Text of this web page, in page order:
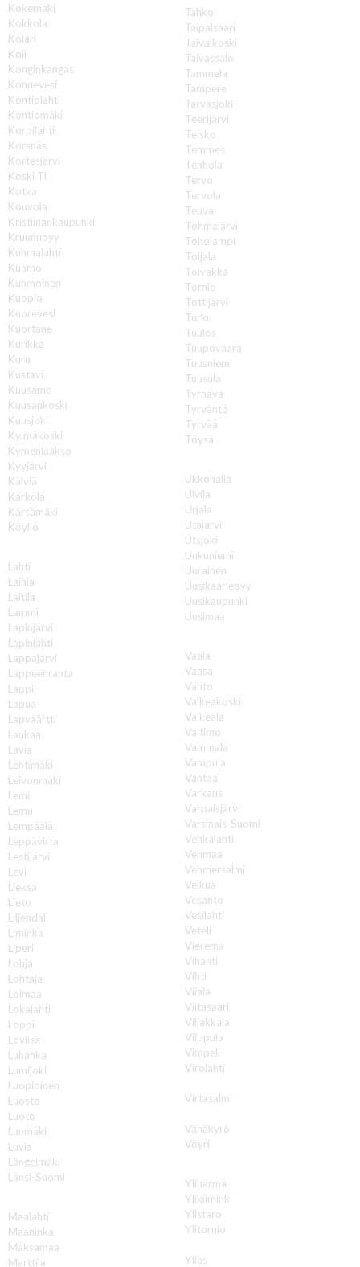
Kokemäki
Kokkola
Kolari
Koli
Konginkangas
Konnevesi
Kontiolahti
Kontiomäki
Korpilahti
Korsnäs
Kortesjärvi
Koski Tl
Kotka
Kouvola
Kristiinankaupunki
Kruunupyy
Kuhmalahti
Kuhmo
Kuhmoinen
Kuopio
Kuorevesi
Kuortane
Kurikka
Kuru
Kustavi
Kuusamo
Kuusankoski
Kuusjoki
Kylmäkoski
Kymenlaakso
Kyyjärvi
Kälviä
Kärkölä
Kärsämäki
Köyliö
Lahti
Laihia
Laitila
Lammi
Lapinjärvi
Lapinlahti
Lappajärvi
Lappeenranta
Lappi
Lapua
Lapväärtti
Laukaa
Lavia
Lehtimäki
Leivonmäki
Lemi
Lemu
Lempäälä
Leppävirta
Lestijärvi
Levi
Lieksa
Lieto
Liljendal
Liminka
Liperi
Lohja
Lohtaja
Loimaa
Lokalahti
Loppi
Loviisa
Luhanka
Lumijoki
Luopioinen
Luosto
Luoto
Luumäki
Luvia
Längelmäki
Länsi-Suomi
Maalahti
Maaninka
Maksamaa
Marttila
Tahko
Taipalsaari
Taivalkoski
Taivassalo
Tammela
Tampere
Tarvasjoki
Teerijärvi
Teisko
Temmes
Tenhola
Tervo
Tervola
Teuva
Tohmajärvi
Toholampi
Toijala
Toivakka
Tornio
Tottijärvi
Turku
Tuulos
Tuupovaara
Tuusniemi
Tuusula
Tyrnävä
Tyrväntö
Tyrvää
Töysä
Ukkohalla
Ulvila
Urjala
Utajärvi
Utsjoki
Uukuniemi
Uurainen
Uusikaarlepyy
Uusikaupunki
Uusimaa
Vaala
Vaasa
Vahto
Valkeakoski
Valkeala
Valtimo
Vammala
Vampula
Vantaa
Varkaus
Varpaisjärvi
Varsinais-Suomi
Vehkalahti
Vehmaa
Vehmersalmi
Velkua
Vesanto
Vesilahti
Veteli
Vieremä
Vihanti
Vihti
Viiala
Viitasaari
Viljakkala
Vilppula
Vimpeli
Virolahti
Virtasalmi
Vähäkyrö
Vöyri
Ylihärmä
Ylikiiminki
Ylistaro
Ylitornio
Ylläs